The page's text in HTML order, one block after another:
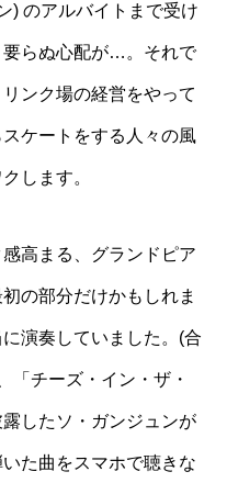
) のアルバイトまで受け
要らぬ心配が…。それで
ンク場の経営をやって
ケートをする人々の風
します。
高まる、グランドピア
の部分だけかもしれま
演奏していました。(合
「チーズ・イン・ザ・
したソ・ガンジュンが
た曲をスマホで聴きな